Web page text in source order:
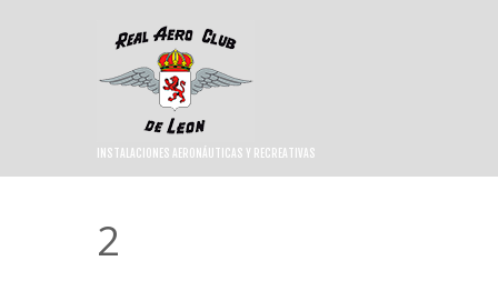
INSTALACIONES AERONÁUTICAS Y RECREATIVAS
2